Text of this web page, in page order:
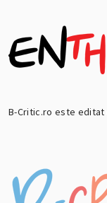
B-Critic.ro este editat